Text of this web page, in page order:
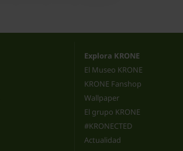
Explora KRONE
El Museo KRONE
KRONE Fanshop
Wallpaper
El grupo KRONE
#KRONECTED
Actualidad